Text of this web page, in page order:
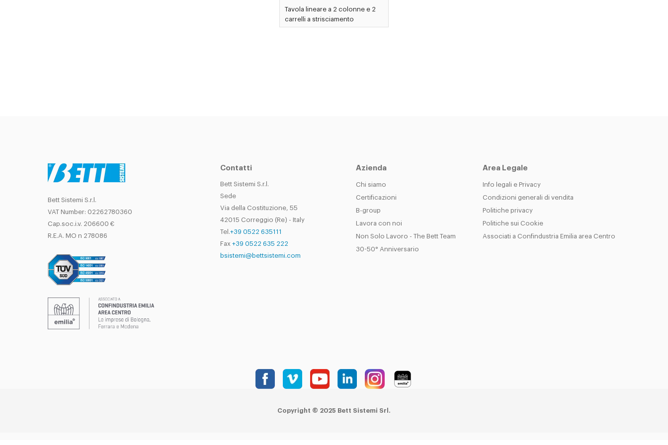
Tavola lineare a 2 colonne e 2
carrelli a strisciamento
Bett Sistemi S.r.l.
VAT Number: 02262780360
Cap.soc.i.v. 206600 €
R.E.A. MO n 278086
Contatti
Bett Sistemi S.r.l.
Sede
Via della Costituzione, 55
42015 Correggio (Re) - Italy
Tel.+39 0522 635111
Fax +39 0522 635 222
bsistemi@bettsistemi.com
Azienda
Chi siamo
Certificazioni
B-group
Lavora con noi
Non Solo Lavoro - The Bett Team
30-50° Anniversario
Area Legale
Info legali e Privacy
Condizioni generali di vendita
Politiche privacy
Politiche sui Cookie
Associati a Confindustria Emilia area Centro
Copyright © 2025 Bett Sistemi Srl.